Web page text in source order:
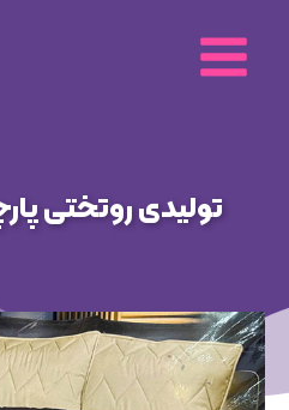
محتوا
تولیدی روتختی‌